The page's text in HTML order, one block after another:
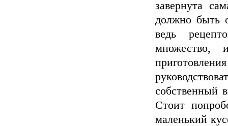
завернута
должно быть
ведь
множество,
собственный
Стоит
маленький